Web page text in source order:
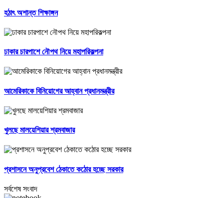
হঠাৎ অশান্ত শিক্ষাঙ্গন
ঢাকার চারপাশে নৌপথ নিয়ে মহাপরিকল্পনা
আমেরিকাকে বিনিয়োগের আহ্বান প্রধানমন্ত্রীর
খুলছে মালয়েশিয়ার শ্রমবাজার
প্রশাসনে অনুপ্রবেশ ঠেকাতে কঠোর হচ্ছে সরকার
সর্বশেষ সংবাদ